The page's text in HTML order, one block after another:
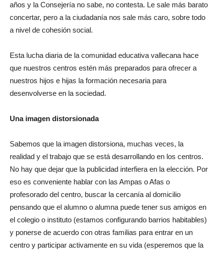
años y la Consejería no sabe, no contesta. Le sale más barato
concertar, pero a la ciudadanía nos sale más caro, sobre todo
a nivel de cohesión social.
Esta lucha diaria de la comunidad educativa vallecana hace
que nuestros centros estén más preparados para ofrecer a
nuestros hijos e hijas la formación necesaria para
desenvolverse en la sociedad.
Una imagen distorsionada
Sabemos que la imagen distorsiona, muchas veces, la
realidad y el trabajo que se está desarrollando en los centros.
No hay que dejar que la publicidad interfiera en la elección. Por
eso es conveniente hablar con las Ampas o Afas o
profesorado del centro, buscar la cercanía al domicilio
pensando que el alumno o alumna puede tener sus amigos en
el colegio o instituto (estamos configurando barrios habitables)
y ponerse de acuerdo con otras familias para entrar en un
centro y participar activamente en su vida (esperemos que la